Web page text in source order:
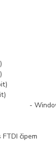
10
11
čipem